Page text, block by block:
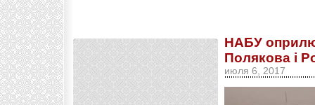
НАБУ
Полякова і
июля 6, 2017